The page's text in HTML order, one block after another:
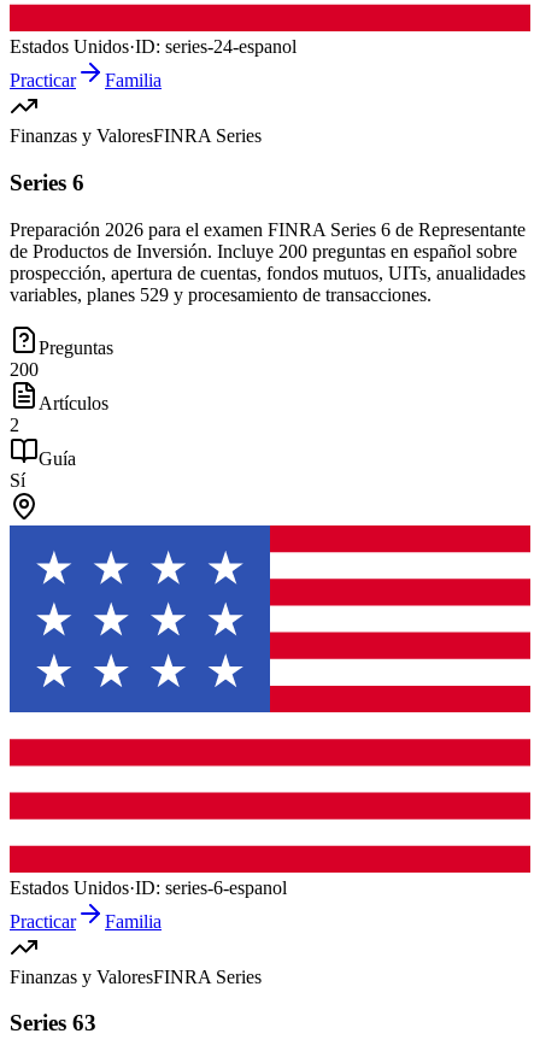
Estados Unidos·ID: series-24-espanol
Practicar
Familia
Finanzas y ValoresFINRA Series
Series 6
Preparación 2026 para el examen FINRA Series 6 de Representante
de Productos de Inversión. Incluye 200 preguntas en español sobre
prospección, apertura de cuentas, fondos mutuos, UITs, anualidades
variables, planes 529 y procesamiento de transacciones.
Preguntas
200
Artículos
2
Guía
Sí
Estados Unidos·ID: series-6-espanol
Practicar
Familia
Finanzas y ValoresFINRA Series
Series 63